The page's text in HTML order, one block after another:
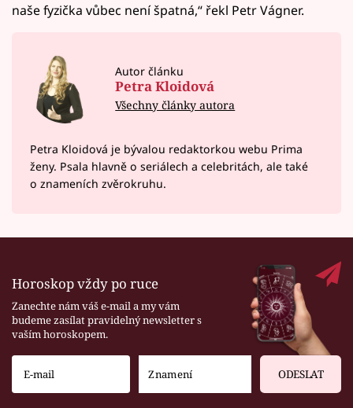
naše fyzička vůbec není špatná,“ řekl Petr Vágner.
Autor článku
Petra Kloidová
Všechny články autora
Petra Kloidová je bývalou redaktorkou webu Prima
ženy. Psala hlavně o seriálech a celebritách, ale také
o znameních zvěrokruhu.
Horoskop vždy po ruce
Zanechte nám váš e-mail a my vám
budeme zasílat pravidelný newsletter s
vaším horoskopem.
ODESLAT